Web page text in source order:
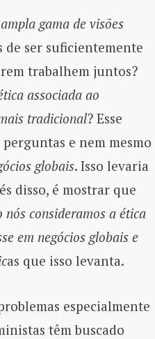
gama de visões
de ser suficientemente
trabalhem juntos?
associada ao
tradicional? Esse
e nem mesmo
globais. Isso levaria
disso, é mostrar que
consideramos a ética
em negócios globais e
as que isso levanta.
especialmente
têm buscado